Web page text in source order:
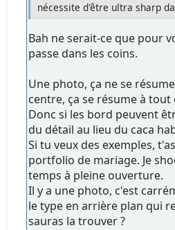
nécessite d'être ultra sharp
Bah ne serait-ce que pour
passe dans les coins.
Une photo, ça ne se
centre, ça se résume à tout
Donc si les bord peuvent
du détail au lieu du caca
Si tu veux des exemples,
portfolio de mariage. Je
temps à pleine ouverture.
Il y a une photo, c'est
le type en arrière plan qui
sauras la trouver ?